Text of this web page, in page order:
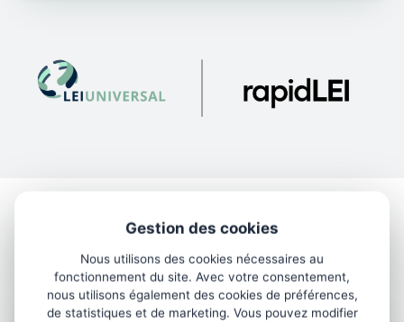
Gestion des cookies
Nous utilisons des cookies nécessaires au
fonctionnement du site. Avec votre consentement,
nous utilisons également des cookies de préférences,
de statistiques et de marketing. Vous pouvez modifier
L’équipe